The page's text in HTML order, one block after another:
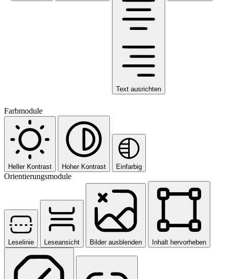
Text ausrichten
Farbmodule
Heller Kontrast Hoher Kontrast Einfarbig
Orientierungsmodule
Leselinie Leseansicht Bilder ausblenden Inhalt hervorheben